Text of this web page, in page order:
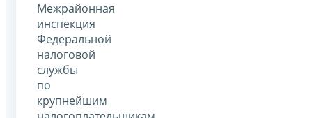
Межрайонная
инспекция
Федеральной
налоговой
службы
по
крупнейшим